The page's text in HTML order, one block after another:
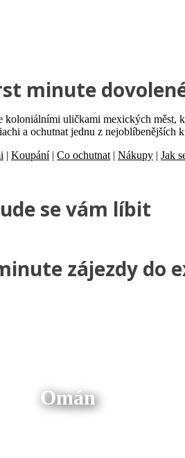
minute
uličkami mexických měst,
a ochutnat jednu z
| Koupání| Co ochutnat | Nákupy | Jak
se vám líbit
zájezdy do
Omán